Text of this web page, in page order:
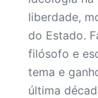
liberdade,
do Estado.
filósofo e
tema e
última